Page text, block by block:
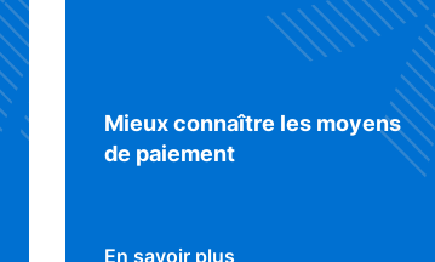
Mieux connaître les moyens
de paiement
En savoir plus